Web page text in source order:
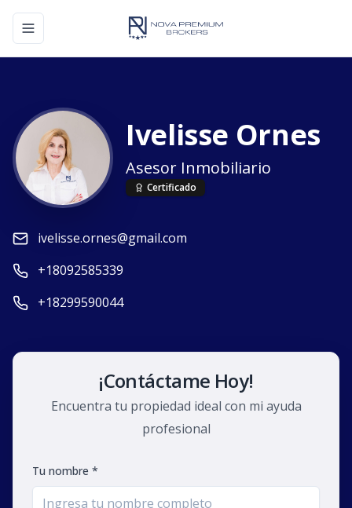
Toggle navigation menu
Ivelisse Ornes
Asesor Inmobiliario
Certificado
ivelisse.ornes@gmail.com
+18092585339
+18299590044
¡Contáctame Hoy!
Encuentra tu propiedad ideal con mi ayuda
profesional
Tu nombre *